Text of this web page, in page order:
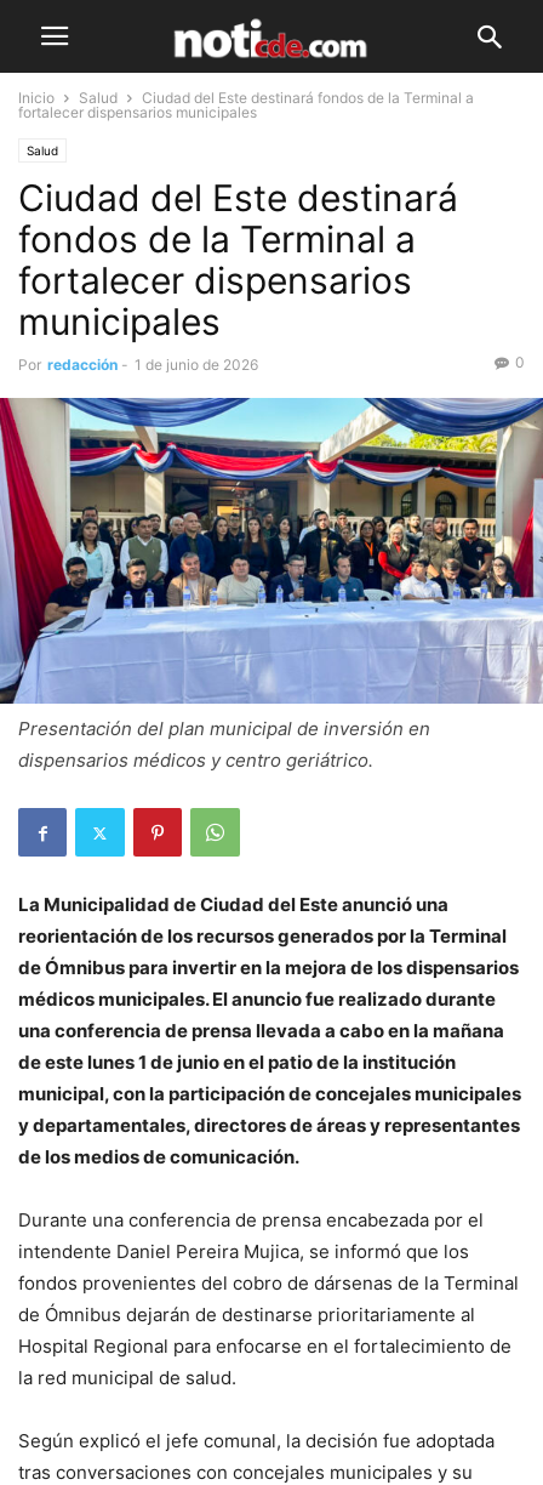
Inicio Salud
Ciudad del Este destinará fondos de la Terminal a
fortalecer dispensarios municipales
Salud
Ciudad del Este destinará
fondos de la Terminal a
fortalecer dispensarios
municipales
Por redacción - 1 de junio de 2026 0
Presentación del plan municipal de inversión en
dispensarios médicos y centro geriátrico.
La Municipalidad de Ciudad del Este anunció una
reorientación de los recursos generados por la Terminal
de Ómnibus para invertir en la mejora de los dispensarios
médicos municipales. El anuncio fue realizado durante
una conferencia de prensa llevada a cabo en la mañana
de este lunes 1 de junio en el patio de la institución
municipal, con la participación de concejales municipales
y departamentales, directores de áreas y representantes
de los medios de comunicación.
Durante una conferencia de prensa encabezada por el
intendente Daniel Pereira Mujica, se informó que los
fondos provenientes del cobro de dársenas de la Terminal
de Ómnibus dejarán de destinarse prioritariamente al
Hospital Regional para enfocarse en el fortalecimiento de
la red municipal de salud.
Según explicó el jefe comunal, la decisión fue adoptada
tras conversaciones con concejales municipales y su